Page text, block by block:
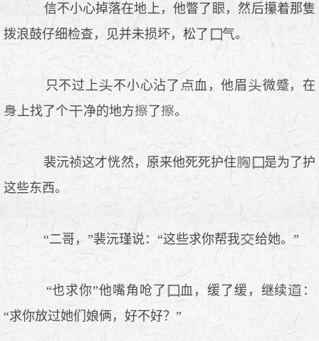
信不小心掉落在地上，他瞥了
，然后攥着那隻
拨浪鼓仔细检查，见并未损坏，松了
气。
只不过上 不小心沾了 血，他眉
微蹙，在
上找了个
净的地方 了 。
裴沅祯这才恍然，原来他死死护住
是为了护
这些东西。
“二哥，”裴沅瑾说：“这些求你帮我 给她。”
“也求你”他嘴角呛了 血，缓了缓，继续
：
“求你放过她们娘俩，好不好？”